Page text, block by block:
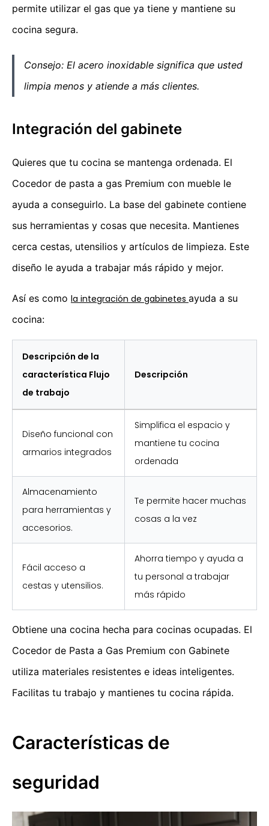
permite utilizar el gas que ya tiene y mantiene su
cocina segura.
Consejo: El acero inoxidable significa que usted
limpia menos y atiende a más clientes.
Integración del gabinete
Quieres que tu cocina se mantenga ordenada. El
Cocedor de pasta a gas Premium con mueble le
ayuda a conseguirlo. La base del gabinete contiene
sus herramientas y cosas que necesita. Mantienes
cerca cestas, utensilios y artículos de limpieza. Este
diseño le ayuda a trabajar más rápido y mejor.
Así es como la integración de gabinetes ayuda a su
cocina:
Descripción de la
característica Flujo
de trabajo
Descripción
Diseño funcional con
armarios integrados
Simplifica el espacio y
mantiene tu cocina
ordenada
Almacenamiento
para herramientas y
accesorios.
Te permite hacer muchas
cosas a la vez
Fácil acceso a
cestas y utensilios.
Ahorra tiempo y ayuda a
tu personal a trabajar
más rápido
Obtiene una cocina hecha para cocinas ocupadas. El
Cocedor de Pasta a Gas Premium con Gabinete
utiliza materiales resistentes e ideas inteligentes.
Facilitas tu trabajo y mantienes tu cocina rápida.
Características de
seguridad